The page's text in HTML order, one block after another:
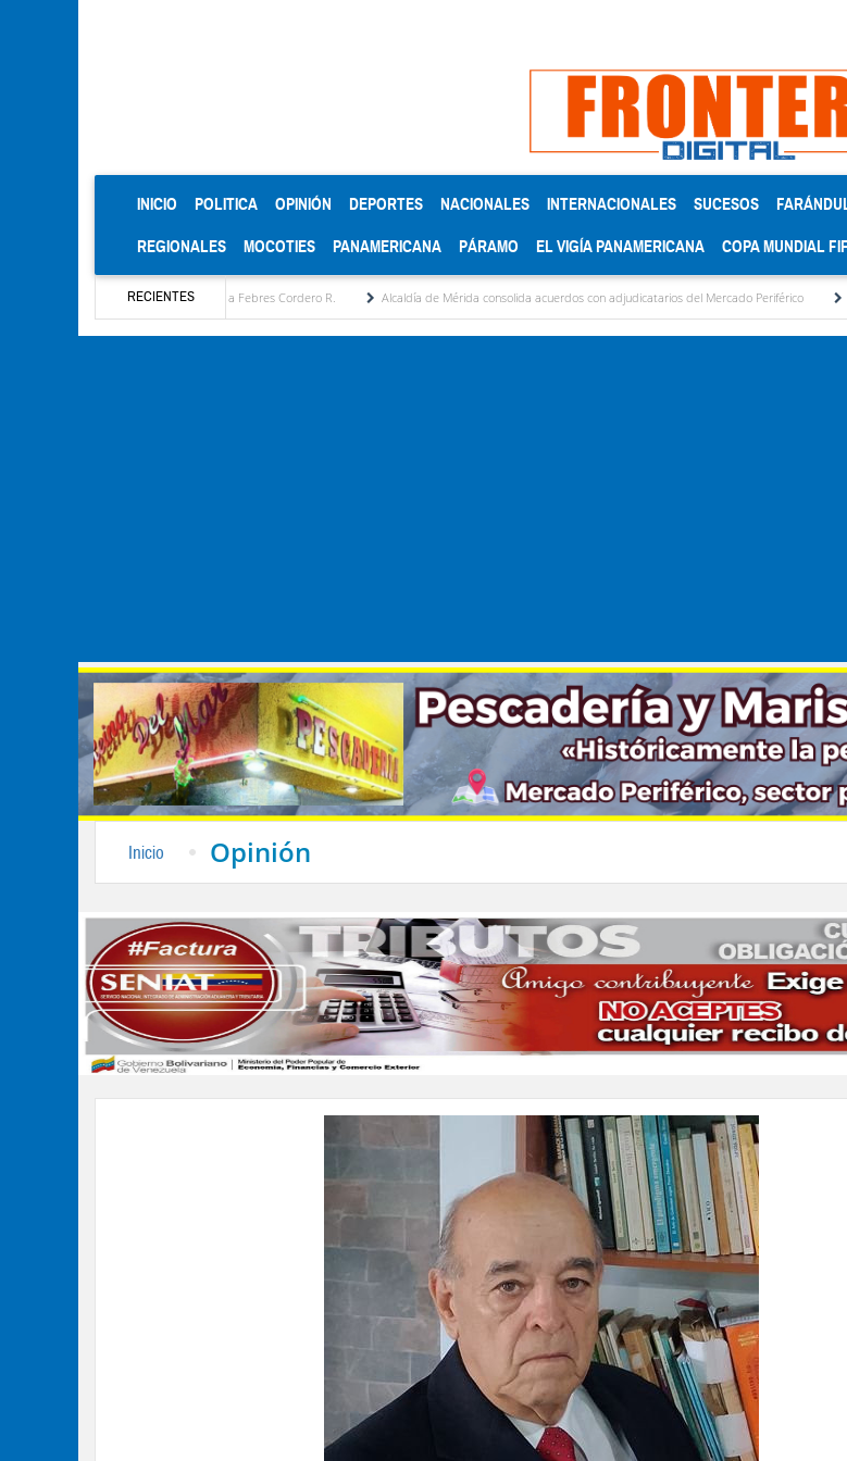
INICIO (CURRENT)
POLITICA OPINIÓN DEPORTES NACIONALES INTERNACIONALES SUCESOS
REGIONALES MOCOTIES PANAMERICANA PÁRAMO EL VIGÍA PANAMERICANA COPA MUNDIAL
RECIENTES
por María Eugenia Febres Cordero R. Alcaldía de Mérida consolida acuerdos con adjudicatarios del Mercado Periférico Celebrando
Inicio Opinión